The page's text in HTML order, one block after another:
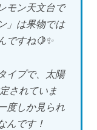
モン天文台で
」は果物では
ですね🍋✨
イプで、太陽
されていま
度しか見られ
んです！